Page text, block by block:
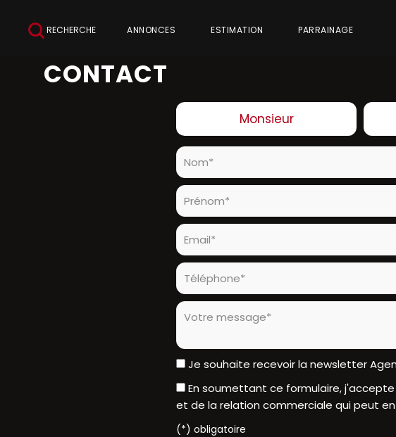
RECHERCHE ANNONCES ESTIMATION PARRAINAGE
CONTACT
Civilité :
Monsieur
Nom* :
Prénom* :
Email* :
Téléphone* :
Votre message* :
Je souhaite recevoir la newsletter
En soumettant ce formulaire,
et de la relation commerciale qui peut
(*) obligatoire